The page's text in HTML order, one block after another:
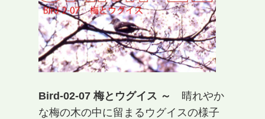
Bird-02-07 梅とウグイス ～
晴れやか
な梅の木の中に留まるウグイスの様子